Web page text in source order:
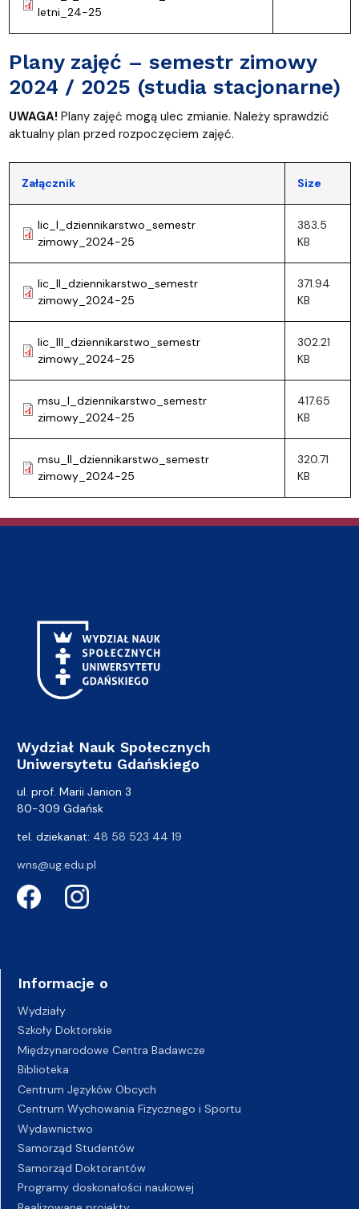
letni_24-25
Plany zajęć – semestr zimowy
2024 / 2025 (studia stacjonarne)
UWAGA! Plany zajęć mogą ulec zmianie. Należy sprawdzić
aktualny plan przed rozpoczęciem zajęć.
Załącznik Size
lic_I_dziennikarstwo_semestr
zimowy_2024-25
383.5
KB
lic_II_dziennikarstwo_semestr
zimowy_2024-25
371.94
KB
lic_III_dziennikarstwo_semestr
zimowy_2024-25
302.21
KB
msu_I_dziennikarstwo_semestr
zimowy_2024-25
417.65
KB
msu_II_dziennikarstwo_semestr
zimowy_2024-25
320.71
KB
Wydział Nauk Społecznych
Uniwersytetu Gdańskiego
ul. prof. Marii Janion 3
80-309 Gdańsk
tel. dziekanat: 48 58 523 44 19
wns@ug.edu.pl
Informacje o
Wydziały
Szkoły Doktorskie
Międzynarodowe Centra Badawcze
Biblioteka
Centrum Języków Obcych
Centrum Wychowania Fizycznego i Sportu
Wydawnictwo
Samorząd Studentów
Samorząd Doktorantów
Programy doskonałości naukowej